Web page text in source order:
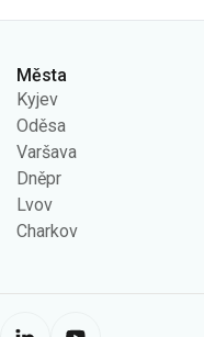
Města
Kyjev
Oděsa
Varšava
Dněpr
Lvov
Charkov